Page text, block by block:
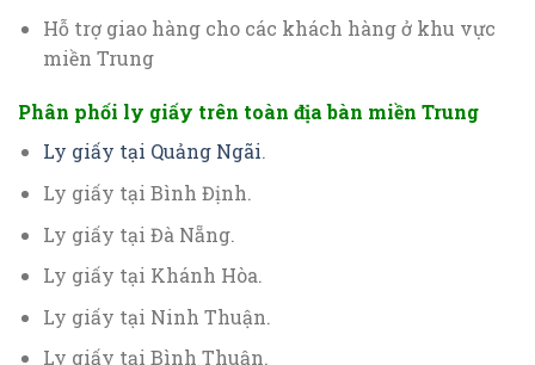
Hỗ trợ giao hàng cho các khách hàng ở khu vực
miền Trung
Phân phối ly giấy trên toàn địa bàn miền Trung
Ly giấy tại Quảng Ngãi.
Ly giấy tại Bình Định.
Ly giấy tại Đà Nẵng.
Ly giấy tại Khánh Hòa.
Ly giấy tại Ninh Thuận.
Ly giấy tại Bình Thuận.